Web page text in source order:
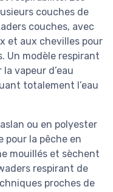
couches de
couches, avec
et aux chevilles pour
Un modèle respirant
vapeur d’eau
totalement l’eau
ou en polyester
pour la pêche en
mouillés et sèchent
respirant de
proches de